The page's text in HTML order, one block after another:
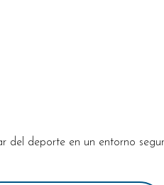
deporte en un entorno